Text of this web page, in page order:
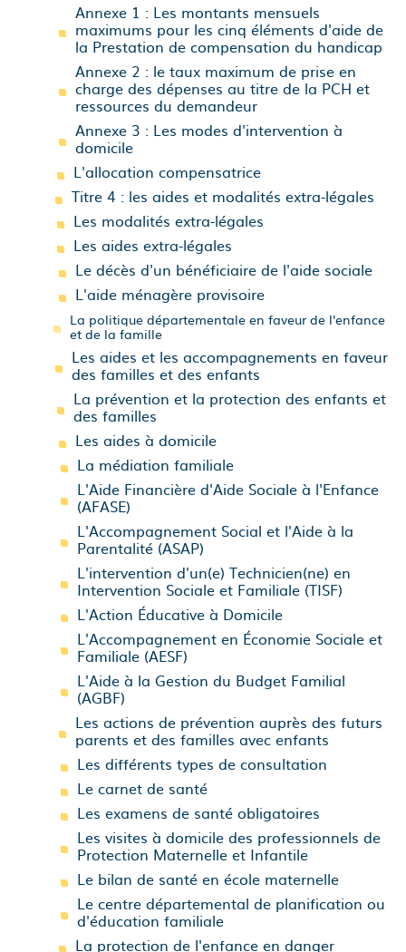
Annexe 1 : Les montants mensuels
maximums pour les cinq éléments d'aide de
la Prestation de compensation du handicap
Annexe 2 : le taux maximum de prise en
charge des dépenses au titre de la PCH et
ressources du demandeur
Annexe 3 : Les modes d'intervention à
domicile
L'allocation compensatrice
Titre 4 : les aides et modalités extra-légales
Les modalités extra-légales
Les aides extra-légales
Le décès d'un bénéficiaire de l'aide sociale
L'aide ménagère provisoire
La politique départementale en faveur de l'enfance
et de la famille
Les aides et les accompagnements en faveur
des familles et des enfants
La prévention et la protection des enfants et
des familles
Les aides à domicile
La médiation familiale
L'Aide Financière d'Aide Sociale à l'Enfance
(AFASE)
L'Accompagnement Social et l'Aide à la
Parentalité (ASAP)
L'intervention d'un(e) Technicien(ne) en
Intervention Sociale et Familiale (TISF)
L'Action Éducative à Domicile
L'Accompagnement en Économie Sociale et
Familiale (AESF)
L'Aide à la Gestion du Budget Familial
(AGBF)
Les actions de prévention auprès des futurs
parents et des familles avec enfants
Les différents types de consultation
Le carnet de santé
Les examens de santé obligatoires
Les visites à domicile des professionnels de
Protection Maternelle et Infantile
Le bilan de santé en école maternelle
Le centre départemental de planification ou
d'éducation familiale
La protection de l'enfance en danger